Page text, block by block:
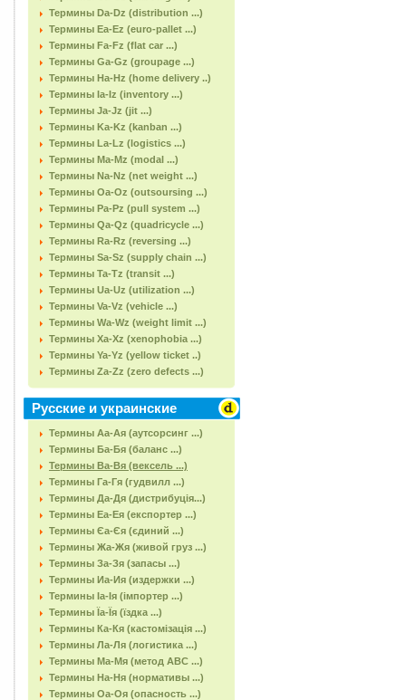
Термины Da-Dz (distribution ...)
Термины Ea-Ez (euro-pallet ...)
Термины Fa-Fz (flat car ...)
Термины Ga-Gz (groupage ...)
Термины Ha-Hz (home delivery ..)
Термины Ia-Iz (inventory ...)
Термины Ja-Jz (jit ...)
Термины Ka-Kz (kanban ...)
Термины La-Lz (logistics ...)
Термины Ma-Mz (modal ...)
Термины Na-Nz (net weight ...)
Термины Oa-Oz (outsoursing ...)
Термины Pa-Pz (pull system ...)
Термины Qa-Qz (quadricycle ...)
Термины Ra-Rz (reversing ...)
Термины Sa-Sz (supply chain ...)
Термины Ta-Tz (transit ...)
Термины Ua-Uz (utilization ...)
Термины Va-Vz (vehicle ...)
Термины Wa-Wz (weight limit ...)
Термины Xa-Xz (xenophobia ...)
Термины Ya-Yz (yellow ticket ..)
Термины Za-Zz (zero defects ...)
Русские и украинские
Термины Аа-Ая (аутсорсинг ...)
Термины Ба-Бя (баланс ...)
Термины Ва-Вя (вексель ...)
Термины Га-Гя (гудвилл ...)
Термины Да-Дя (дистрибуція...)
Термины Еа-Ея (експортер ...)
Термины Єа-Єя (єдиний ...)
Термины Жа-Жя (живой груз ...)
Термины За-Зя (запасы ...)
Термины Иа-Ия (издержки ...)
Термины Іа-Ія (імпортер ...)
Термины Їа-Їя (їздка ...)
Термины Ка-Кя (кастомізація ...)
Термины Ла-Ля (логистика ...)
Термины Ма-Мя (метод АВС ...)
Термины На-Ня (нормативы ...)
Термины Оа-Оя (опасность ...)